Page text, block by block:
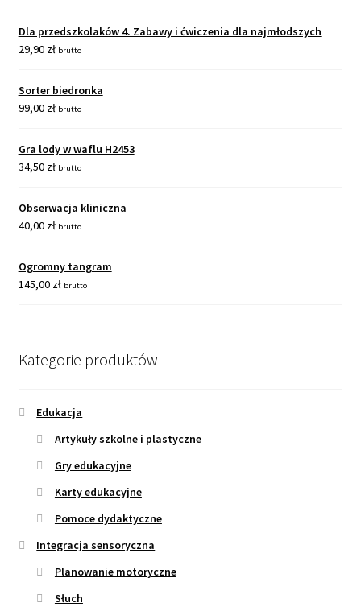
Dla przedszkolaków 4. Zabawy i ćwiczenia dla najmłodszych
29,90 zł brutto
Sorter biedronka
99,00 zł brutto
Gra lody w waflu H2453
34,50 zł brutto
Obserwacja kliniczna
40,00 zł brutto
Ogromny tangram
145,00 zł brutto
Kategorie produktów
Edukacja
Artykuły szkolne i plastyczne
Gry edukacyjne
Karty edukacyjne
Pomoce dydaktyczne
Integracja sensoryczna
Planowanie motoryczne
Słuch